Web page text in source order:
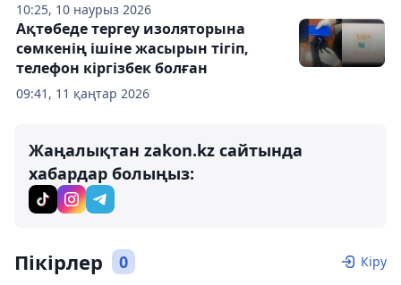
10:25, 10 наурыз 2026
09:41, 11 қаңтар 2026
Ақтөбеде тергеу изоляторына
сөмкенің ішіне жасырын тігіп,
телефон кіргізбек болған
Жаңалықтан zakon.kz сайтында
хабардар болыңыз:
Пікірлер 0 Кіру